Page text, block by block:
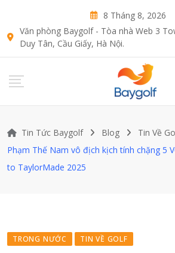
content
8 Tháng 8, 2026
Văn phòng Baygolf - Tòa nhà Web 3
Duy Tân, Cầu Giấy, Hà Nội.
Tin Tức Baygolf Blog Tin Về
Phạm Thế Nam vô địch kịch tính chặng 5
to TaylorMade 2025
TRONG NƯỚC TIN VỀ GOLF